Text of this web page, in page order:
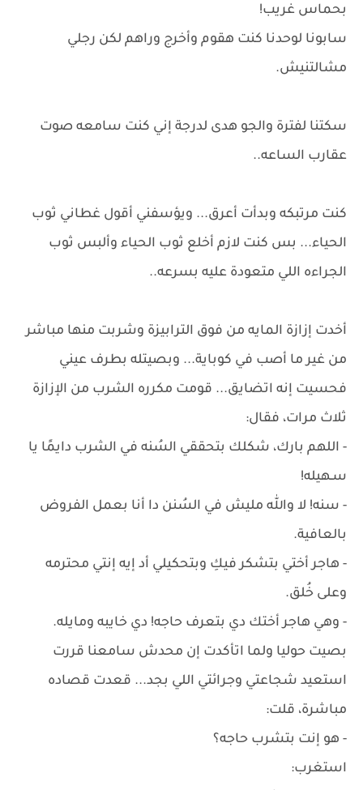
بحماس غريب!
سابونا لوحدنا كنت هقوم وأخرج وراهم لكن رجلي
مشالتنيش.
سكتنا لفترة والجو هدى لدرجة إني كنت سامعه صوت
عقارب الساعه..
كنت مرتبكه وبدأت أعرق... ويؤسفني أقول غطاني ثوب
الحياء... بس كنت لازم أخلع ثوب الحياء وألبس ثوب
الجراءه اللي متعودة عليه بسرعه..
أخدت إزازة المايه من فوق الترابيزة وشربت منها مباشر
من غير ما أصب في كوباية... وبصيتله بطرف عيني
فحسيت إنه اتضايق... قومت مكرره الشرب من الإزازة
ثلاث مرات، فقال:
- اللهم بارك، شكلك بتحققي السُنه في الشرب دايمًا يا
سـهيله!
- سنه! لا والله مليش في السُنن دا أنا بعمل الفروض
بالعافية.
- هاجر أختي بتشكر فيكِ وبتحكيلي أد إيه إنتي محترمه
وعلى خُلق.
- وهي هاجر أختك دي بتعرف حاجه! دي خايبه ومايله.
بصيت حوليا ولما اتأكدت إن محدش سامعنا قررت
استعيد شجاعتي وجرائتي اللي بجد... قعدت قصاده
مباشرة، قلت:
- هو إنت بتشرب حاجه؟
استغرب: